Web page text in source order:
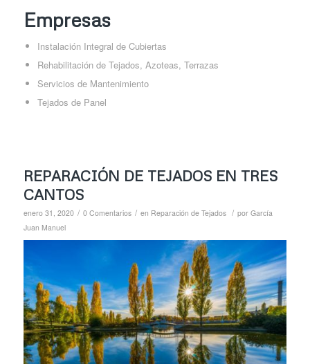
Empresas
Instalación Integral de Cubiertas
Rehabilitación de Tejados, Azoteas, Terrazas
Servicios de Mantenimiento
Tejados de Panel
REPARACIÓN DE TEJADOS EN TRES
CANTOS
enero 31, 2020 / 0 Comentarios / en Reparación de Tejados / por García
Juan Manuel